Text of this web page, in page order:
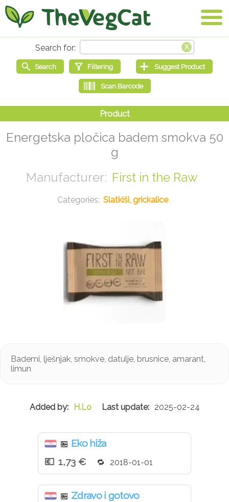
Energetska pločica badem smokva 50
g
First in the Raw
Slatkiši, grickalice
Bademi, lješnjak, smokve, datulje, brusnice, amarant,
limun
H.Lo 2025-02-24
🏪 Eko hiža
1,73 €
2018-01-01
🏪 Zdravo i gotovo